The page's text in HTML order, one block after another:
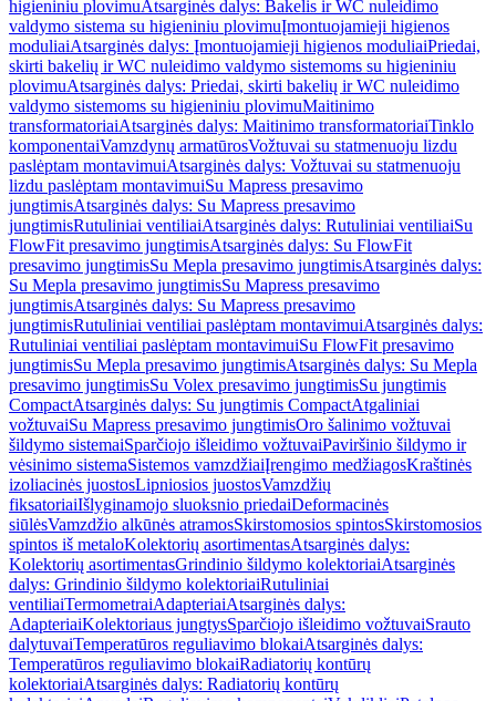
higieniniu plovimuAtsarginės dalys: Bakelis ir WC nuleidimo
valdymo sistema su higieniniu plovimuĮmontuojamieji higienos
moduliaiAtsarginės dalys: Įmontuojamieji higienos moduliaiPriedai,
skirti bakelių ir WC nuleidimo valdymo sistemoms su higieniniu
plovimuAtsarginės dalys: Priedai, skirti bakelių ir WC nuleidimo
valdymo sistemoms su higieniniu plovimuMaitinimo
transformatoriaiAtsarginės dalys: Maitinimo transformatoriaiTinklo
komponentaiVamzdynų armatūrosVožtuvai su statmenuoju lizdu
paslėptam montavimuiAtsarginės dalys: Vožtuvai su statmenuoju
lizdu paslėptam montavimuiSu Mapress presavimo
jungtimisAtsarginės dalys: Su Mapress presavimo
jungtimisRutuliniai ventiliaiAtsarginės dalys: Rutuliniai ventiliaiSu
FlowFit presavimo jungtimisAtsarginės dalys: Su FlowFit
presavimo jungtimisSu Mepla presavimo jungtimisAtsarginės dalys:
Su Mepla presavimo jungtimisSu Mapress presavimo
jungtimisAtsarginės dalys: Su Mapress presavimo
jungtimisRutuliniai ventiliai paslėptam montavimuiAtsarginės dalys:
Rutuliniai ventiliai paslėptam montavimuiSu FlowFit presavimo
jungtimisSu Mepla presavimo jungtimisAtsarginės dalys: Su Mepla
presavimo jungtimisSu Volex presavimo jungtimisSu jungtimis
CompactAtsarginės dalys: Su jungtimis CompactAtgaliniai
vožtuvaiSu Mapress presavimo jungtimisOro šalinimo vožtuvai
šildymo sistemaiSparčiojo išleidimo vožtuvaiPaviršinio šildymo ir
vėsinimo sistemaSistemos vamzdžiaiĮrengimo medžiagosKraštinės
izoliacinės juostosLipniosios juostosVamzdžių
fiksatoriaiIšlyginamojo sluoksnio priedaiDeformacinės
siūlėsVamzdžio alkūnės atramosSkirstomosios spintosSkirstomosios
spintos iš metaloKolektorių asortimentasAtsarginės dalys:
Kolektorių asortimentasGrindinio šildymo kolektoriaiAtsarginės
dalys: Grindinio šildymo kolektoriaiRutuliniai
ventiliaiTermometraiAdapteriaiAtsarginės dalys:
AdapteriaiKolektoriaus jungtysSparčiojo išleidimo vožtuvaiSrauto
dalytuvaiTemperatūros reguliavimo blokaiAtsarginės dalys:
Temperatūros reguliavimo blokaiRadiatorių kontūrų
kolektoriaiAtsarginės dalys: Radiatorių kontūrų